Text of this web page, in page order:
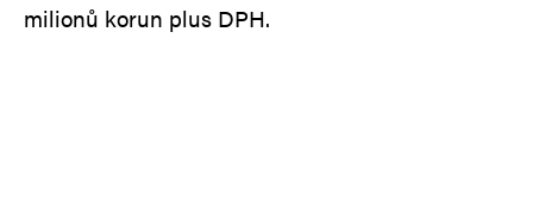
milionů korun plus DPH.